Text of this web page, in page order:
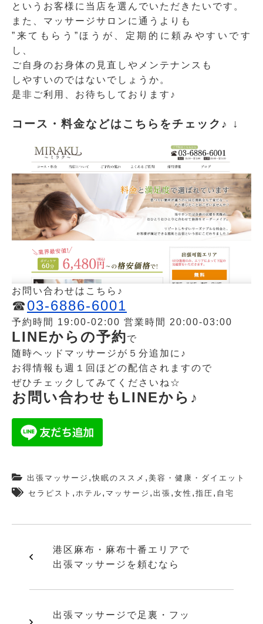
というお客様に当店を選んでいただきたいです。
また、マッサージサロンに通うよりも
”来てもらう”ほうが、定期的に頼みやすいです
し、
ご自身のお身体の見直しやメンテナンスも
しやすいのではないでしょうか。
是非ご利用、お待ちしております♪
コース・料金などは こちらをチェック♪ ↓
お問い合わせはこちら♪
☎︎03-6886-6001
予約時間 19:00-02:00 営業時間 20:00-03:00
LINEからの予約で
随時ヘッドマッサージが５分追加に♪
お得情報も週１回ほどの配信されますので
ぜひチェックしてみてくださいね☆
お問い合わせもLINEから♪
出張マッサージ ,快眠のススメ , 美容・健康・ダイエット
セラピスト , ホテル , マッサージ , 出張 , 女性 , 指圧 , 自宅
港区麻布・麻布十番エリアで
出張マッサージを頼むなら
出張マッサージで足裏・フッ